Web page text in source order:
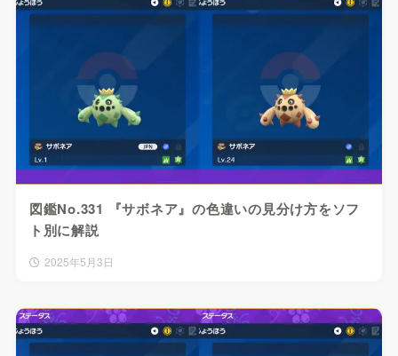
図鑑No.331 『サボネア』の色違いの見分け方をソフ
ト別に解説
2025年5月3日